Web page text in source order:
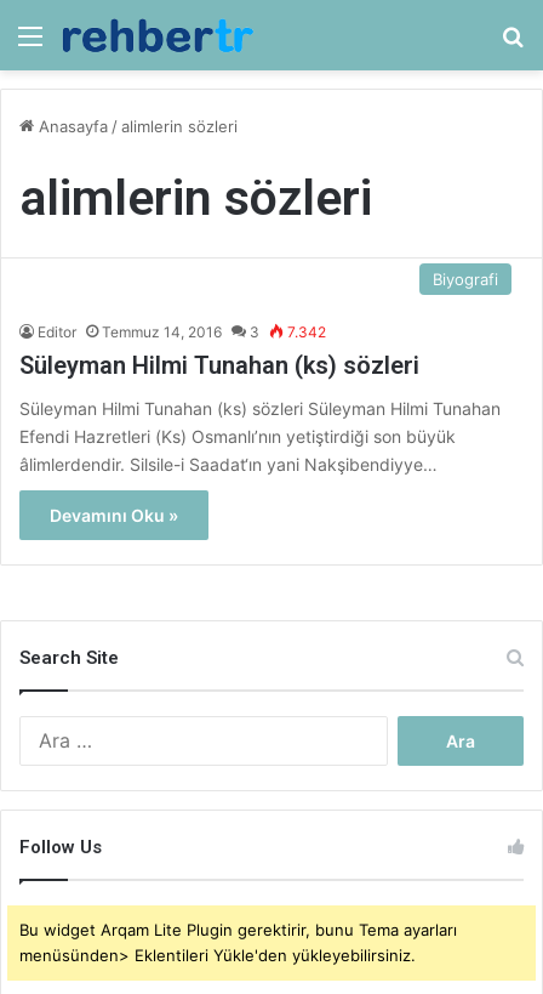
Menü
Anasayfa /alimlerin sözleri
alimlerin sözleri
Biyografi
Editor Temmuz 14, 2016 3 7.342
Süleyman Hilmi Tunahan (ks) sözleri
Süleyman Hilmi Tunahan (ks) sözleri Süleyman Hilmi Tunahan
Efendi Hazretleri (Ks) Osmanlı’nın yetiştirdiği son büyük
âlimlerdendir. Silsile-i Saadat‘ın yani Nakşibendiyye…
Devamını Oku »
Search Site
Follow Us
Bu widget Arqam Lite Plugin gerektirir, bunu Tema ayarları
menüsünden> Eklentileri Yükle'den yükleyebilirsiniz.